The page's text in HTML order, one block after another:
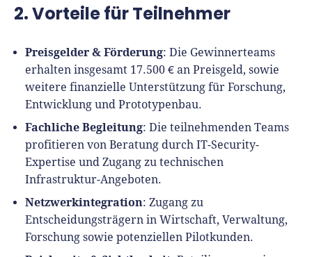
Die besten Gründerkredite
Gründerwettbewerbe finden
Kleingewerbe anmelden
Unsere Gründungspakete
Website erstellen
Buchhaltung erledigen
Online-Kredit anfragen
Kassensystem
Versicherungen
Gründungszuschuss
Kredit für Existenzgründer
Business Angels
Zuschüsse
Kontokorrenkredit
Flexible Kreditlinie
Tools
Businessplan-Software
Business Model Canvas
Gründertest
Gründungsassistent
Finanzplan Tool
Preiskalkulation
Buchhaltungssoftware
Angebote
Unsere Gründungspakete
Geförderte Beratung
Finanzierungsangebote
Marke, AGB & Datenschutz
Geschäftskonto eröffnen
2. Vorteile für Teilnehmer
Preisgelder & Förderung: Die Gewinnerteams
erhalten insgesamt 17.500 € an Preisgeld, sowie
weitere finanzielle Unterstützung für Forschung,
Entwicklung und Prototypenbau.
Fachliche Begleitung: Die teilnehmenden Teams
profitieren von Beratung durch IT-Security-
Expertise und Zugang zu technischen
Infrastruktur-Angeboten.
Netzwerkintegration: Zugang zu
Entscheidungsträgern in Wirtschaft, Verwaltung,
Forschung sowie potenziellen Pilotkunden.